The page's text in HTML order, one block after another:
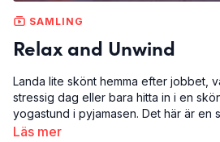
SAMLING
Relax and Unwind
Landa lite skönt hemma efter jobbet,
stressig dag eller bara hitta in i en
yogastund i pyjamasen. Det här är en
sätt att varva ner på kvällen. Hitta din
Läs mer